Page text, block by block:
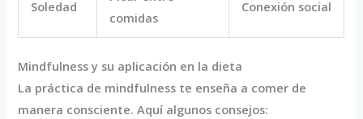
Soledad
comidas
Conexión social
Mindfulness y su aplicación en la dieta
La práctica de mindfulness te enseña a comer de
manera consciente. Aquí algunos consejos: